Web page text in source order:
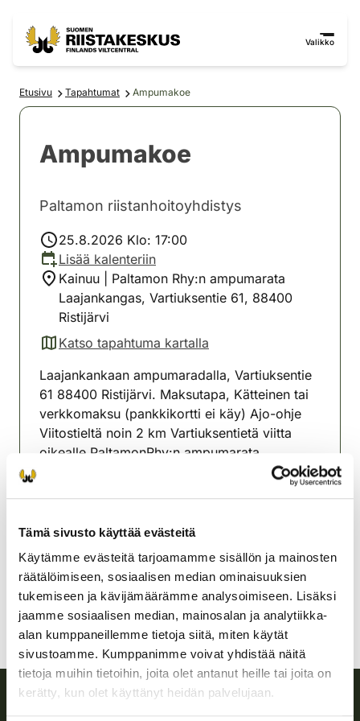
Tämä sivusto käyttää evästeitä
Käytämme evästeitä tarjoamamme sisällön ja mainosten
räätälöimiseen, sosiaalisen median ominaisuuksien
tukemiseen ja kävijämäärämme analysoimiseen. Lisäksi
jaamme sosiaalisen median, mainosalan ja analytiikka-
alan kumppaneillemme tietoja siitä, miten käytät
sivustoamme. Kumppanimme voivat yhdistää näitä
tietoja muihin tietoihin, joita olet antanut heille tai joita on
kerätty, kun olet käyttänyt heidän palvelujaan.
Valikko
Etusivu Tapahtumat Ampumakoe
Ampumakoe
Paltamon riistanhoitoyhdistys
25.8.2026 Klo: 17:00
Lisää kalenteriin
Kainuu | Paltamon Rhy:n ampumarata
Laajankangas, Vartiuksentie 61, 88400
Ristijärvi
Katso tapahtuma kartalla
(avautuu uuteen välilehteen)
Laajankankaan ampumaradalla, Vartiuksentie
61 88400 Ristijärvi. Maksutapa, Kätteinen tai
verkkomaksu (pankkikortti ei käy) Ajo-ohje
Viitostieltä noin 2 km Vartiuksentietä viitta
oikealle PaltamonRhy:n ampumarata
Kainuu
paltamo@rhy.riista.fi